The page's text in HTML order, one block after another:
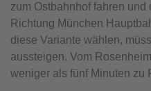
zum Ostbahnhof fahren
Richtung München
diese Variante wählen,
aussteigen. Vom
weniger als fünf Minuten zu